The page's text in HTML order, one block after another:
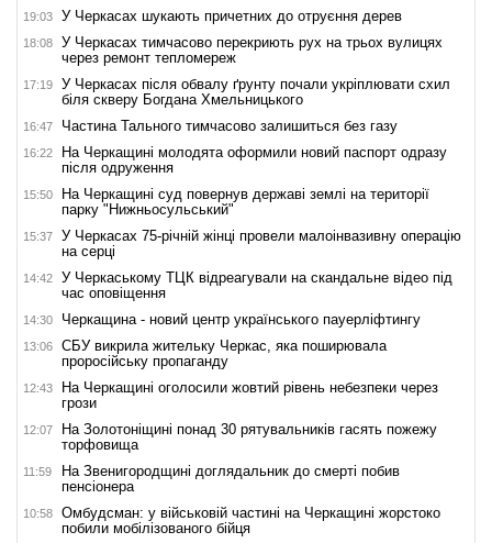
19:03 У Черкасах шукають причетних до отруєння дерев
18:08
У Черкасах тимчасово перекриють рух на трьох вулицях
через ремонт тепломереж
17:19
У Черкасах після обвалу ґрунту почали укріплювати схил
біля скверу Богдана Хмельницького
16:47 Частина Тального тимчасово залишиться без газу
16:22
На Черкащині молодята оформили новий паспорт одразу
після одруження
15:50
На Черкащині суд повернув державі землі на території
парку "Нижньосульський"
15:37
У Черкасах 75-річній жінці провели малоінвазивну операцію
на серці
14:42
У Черкаському ТЦК відреагували на скандальне відео під
час оповіщення
14:30 Черкащина - новий центр українського пауерліфтингу
13:06
СБУ викрила жительку Черкас, яка поширювала
проросійську пропаганду
12:43
На Черкащині оголосили жовтий рівень небезпеки через
грози
12:07
На Золотоніщині понад 30 рятувальників гасять пожежу
торфовища
11:59
На Звенигородщині доглядальник до смерті побив
пенсіонера
10:58
Омбудсман: у військовій частині на Черкащині жорстоко
побили мобілізованого бійця